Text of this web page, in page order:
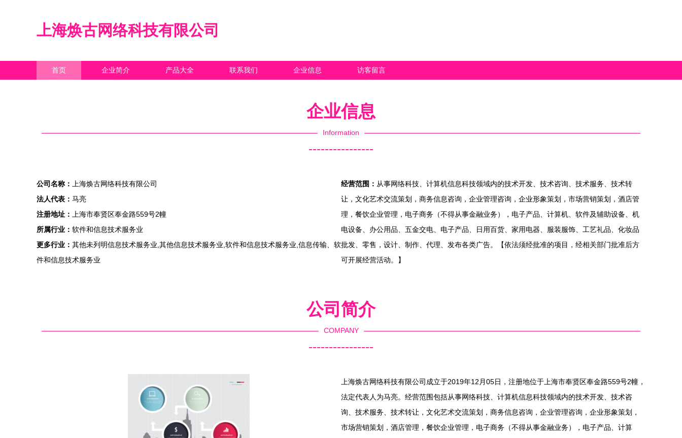
上海焕古网络科技有限公司
首页 企业简介 产品大全 联系我们 企业信息 访客留言
企业信息
Information
----------------
公司名称：
上海焕古网络科技有限公司
法人代表： 马亮
注册地址：
上海市奉贤区奉金路559号2幢
所属行业： 软件和信息技术服务业
更多行业： 其他未列明信息技术服务业,其他信息技术服务业,软件和信息技术服务业,信息传输、软
件和信息技术服务业
经营范围： 从事网络科技、计算机信息科技领域内的技术开发、技术咨询、技术服务、技术转
让，文化艺术交流策划，商务信息咨询，企业管理咨询，企业形象策划，市场营销策划，酒店管
理，餐饮企业管理，电子商务（不得从事金融业务），电子产品、计算机、软件及辅助设备、机
电设备、办公用品、五金交电、电子产品、日用百货、家用电器、服装服饰、工艺礼品、化妆品
批发、零售，设计、制作、代理、发布各类广告。【依法须经批准的项目，经相关部门批准后方
可开展经营活动。】
公司简介
COMPANY
----------------
上海焕古网络科技有限公司成立于2019年12月05日，注册地位于上海市奉贤区奉金路559号2幢，
法定代表人为马亮。经营范围包括从事网络科技、计算机信息科技领域内的技术开发、技术咨
询、技术服务、技术转让，文化艺术交流策划，商务信息咨询，企业管理咨询，企业形象策划，
市场营销策划，酒店管理，餐饮企业管理，电子商务（不得从事金融业务），电子产品、计算